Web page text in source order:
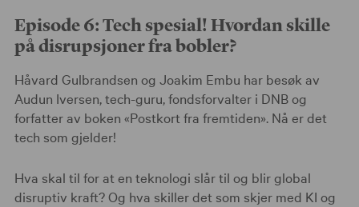
Episode 6: Tech spesial! Hvordan skille
på disrupsjoner fra bobler?
Håvard Gulbrandsen og Joakim Embu har besøk av
Audun Iversen, tech-guru, fondsforvalter i DNB og
forfatter av boken «Postkort fra fremtiden». Nå er det
tech som gjelder!
Hva skal til for at en teknologi slår til og blir global
disruptiv kraft? Og hva skiller det som skjer med KI og